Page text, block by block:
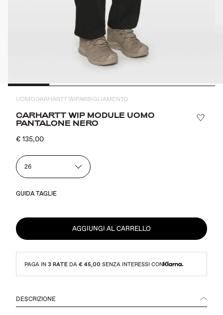
UOMOCARHARTT WIPABBIGLIAMENTO
CARHARTT WIP MODULE UOMO
PANTALONE NERO
€ 135,00
26
GUIDA TAGLIE
AGGIUNGI AL CARRELLO
PAGA IN 3 RATE DA € 45,00 SENZA INTERESSI CON
DESCRIZIONE